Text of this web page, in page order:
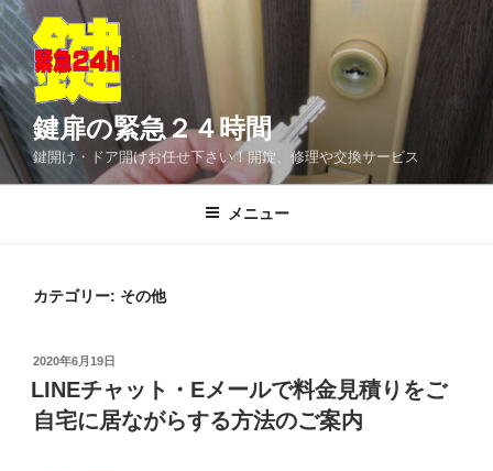
コ
ン
テ
ン
ツ
へ
ス
鍵扉の緊急２４時間
鍵開け・ドア開けお任せ下さい！開錠、修理や交換サービス
メニュー
カテゴリー: その他
投
稿
日:
2020年6月19日
LINEチャット・Eメールで料金見積りをご
自宅に居ながらする方法のご案内